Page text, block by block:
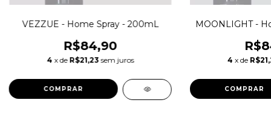
VEZZUE - Home Spray - 200mL
R$84,90
4 x de R$21,23 sem juros
MOONLIGHT -
4 x de